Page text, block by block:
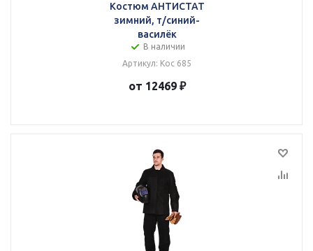
Костюм АНТИСТАТ
зимний, т/синий-
василёк
В наличии
Артикул: Кос 685
от 12469 ₽